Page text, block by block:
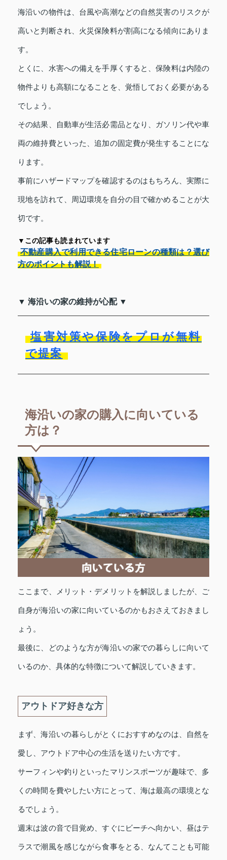
海沿いの物件は、台風や高潮などの自然災害のリスクが
高いと判断され、火災保険料が割高になる傾向にありま
す。
とくに、水害への備えを手厚くすると、保険料は内陸の
物件よりも高額になることを、覚悟しておく必要がある
でしょう。
その結果、自動車が生活必需品となり、ガソリン代や車
両の維持費といった、追加の固定費が発生することにな
ります。
事前にハザードマップを確認するのはもちろん、実際に
現地を訪れて、周辺環境を自分の目で確かめることが大
切です。
▼この記事も読まれています
不動産購入で利用できる住宅ローンの種類は？選び
方のポイントも解説！
▼ 海沿いの家の維持が心配 ▼
塩害対策や保険をプロが無料
で提案
海沿いの家の購入に向いている
方は？
ここまで、メリット・デメリットを解説しましたが、ご
自身が海沿いの家に向いているのかもおさえておきまし
ょう。
最後に、どのような方が海沿いの家での暮らしに向いて
いるのか、具体的な特徴について解説していきます。
アウトドア好きな方
まず、海沿いの暮らしがとくにおすすめなのは、自然を
愛し、アウトドア中心の生活を送りたい方です。
サーフィンや釣りといったマリンスポーツが趣味で、多
くの時間を費やしたい方にとって、海は最高の環境とな
るでしょう。
週末は波の音で目覚め、すぐにビーチへ向かい、昼はテ
ラスで潮風を感じながら食事をとる、なんてことも可能